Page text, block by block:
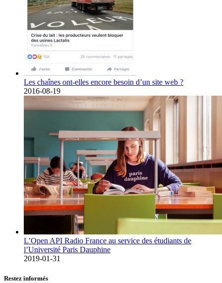
Les chaînes ont-elles encore besoin d’un site web ?
2016-08-19
L’Open API Radio France au service des étudiants de
l’Université Paris Dauphine
2019-01-31
Restez informés